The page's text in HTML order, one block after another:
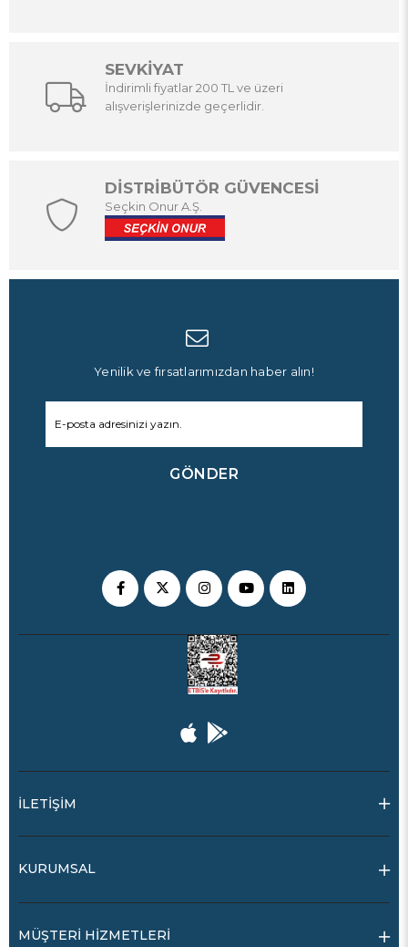
SEVKİYAT
İndirimli fiyatlar 200 TL ve üzeri
alışverişlerinizde geçerlidir.
DİSTRİBÜTÖR GÜVENCESİ
Seçkin Onur A.Ş.
Yenilik ve fırsatlarımızdan haber alın!
GÖNDER
İLETİŞİM
KURUMSAL
MÜŞTERİ HİZMETLERİ